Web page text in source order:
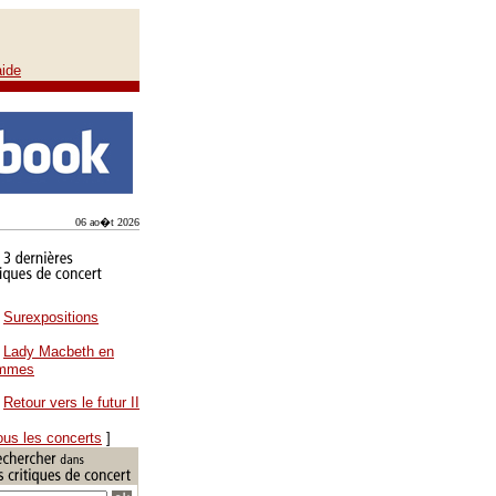
06 ao�t 2026
Surexpositions
Lady Macbeth en
Retour vers le futur II
les concerts ]